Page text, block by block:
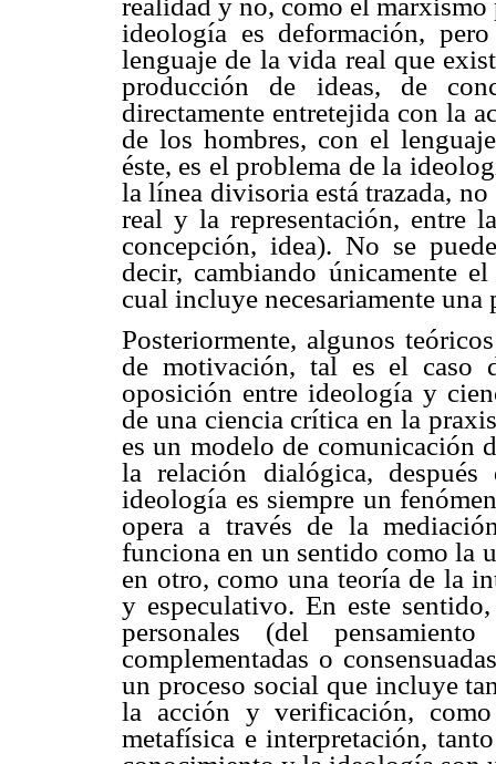
realidad y no, como el
ideología es deformación,
lenguaje de la vida real que
producción de ideas, de
directamente entretejida con la
de los hombres, con el
éste, es el problema de la
la línea divisoria está trazada,
real y la representación, entre
concepción, idea). No se
decir, cambiando únicamente
cual incluye necesariamente una
Posteriormente, algunos
de motivación, tal es el caso
oposición entre ideología y
de una ciencia crítica en la
es un modelo de comunicación
la relación dialógica,
ideología es siempre un
opera a través de la
funciona en un sentido como la
en otro, como una teoría de la
y especulativo. En este
personales (del
complementadas o
un proceso social que incluye
la acción y verificación,
metafísica e interpretación,